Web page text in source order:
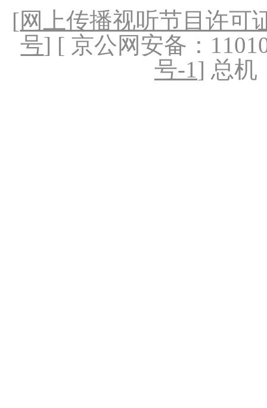
[网上传播视听节目许可
号] [ 京公网安备：
号-1] 总机